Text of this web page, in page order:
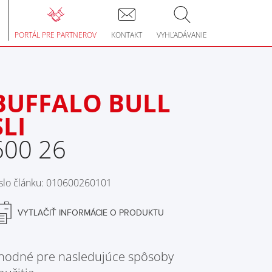
PORTÁL PRE PARTNEROV KONTAKT VYHĽADÁVANIE
BULL
26
článku: 010600260101
VYTLAČIŤ INFORMÁCIE O PRODUKTU
pre nasledujúce spôsoby